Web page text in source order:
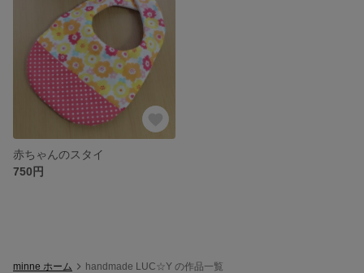
赤ちゃんのスタイ
750円
minne ホーム handmade LUC☆Y の作品一覧